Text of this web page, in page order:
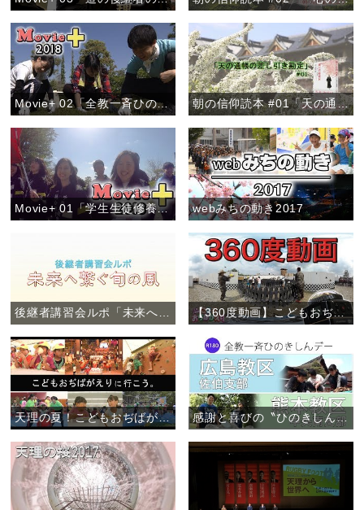
Movie+ 02「全教一斉ひのきしんデー」 朝の信仰読本 #01「天の通帳の差し引き勘定」
Movie+ 01「学生生徒修養会・高校卒業生コース」 webみちの動き2017
後継者講習会ルポ「未来へ繋ぐ旬の風」 【360度動画】こどもおぢばがえり(2017)
天理の夏！こどもおぢばがえりに行こう。 感謝と喜びの〝ひのきしんデー〟(2017年)